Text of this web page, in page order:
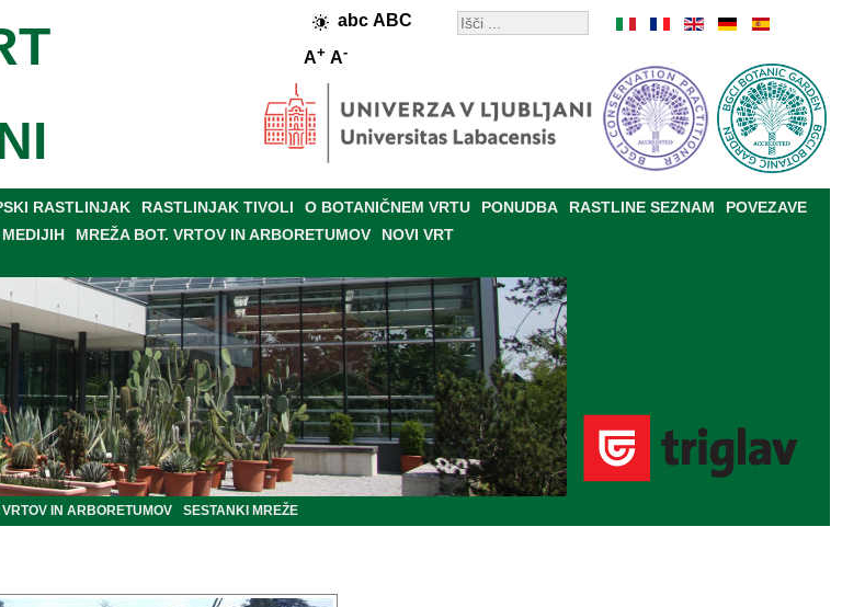
abc ABC
A+ A-
RASTLINJAK RASTLINJAK TIVOLI O BOTANIČNEM VRTU PONUDBA RASTLINE SEZNAM
POVEZAVE
MREŽA BOT. VRTOV IN ARBORETUMOV NOVI VRT
IN ARBORETUMOV SESTANKI MREŽE